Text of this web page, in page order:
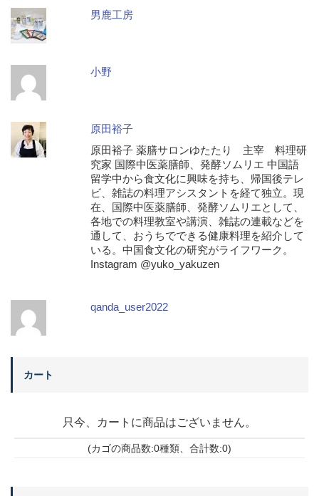
男鹿工房
小野
原田裕子
原田裕子 薬膳サロンゆたたり 主宰 料理研
究家 国際中医薬膳師、発酵ソムリエ 中国語
留学中から食文化に興味を持ち、帰国後テレ
ビ、雑誌の料理アシスタントを経て独立。現
在、国際中医薬膳師、発酵ソムリエとして、
各地での料理教室や講演、雑誌の連載などを
通して、おうちでできる健康料理を紹介して
いる。中国食文化の研究がライフワーク。
Instagram @yuko_yakuzen
qanda_user2022
カート
只今、カートに商品はございません。
(カゴの商品数:0種類、合計数:0)